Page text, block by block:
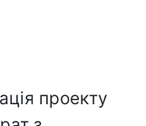
проекту